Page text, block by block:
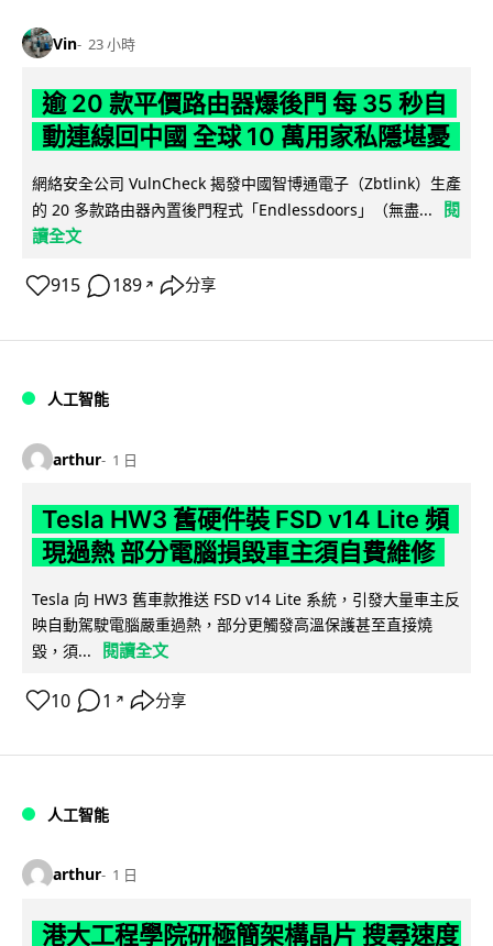
Vin 23 小時
逾 20 款平價路由器爆後門 每 35 秒自
動連線回中國 全球 10 萬用家私隱堪憂
網絡安全公司 VulnCheck 揭發中國智博通電子（Zbtlink）生產
的 20 多款路由器內置後門程式「Endlessdoors」（無盡...
閱
讀全文
915 189 ↗ 分享
人工智能
arthur 1 日
Tesla HW3 舊硬件裝 FSD v14 Lite 頻
現過熱 部分電腦損毀車主須自費維修
Tesla 向 HW3 舊車款推送 FSD v14 Lite 系統，引發大量車主反
映自動駕駛電腦嚴重過熱，部分更觸發高溫保護甚至直接燒
毀，須...
閱讀全文
10 1 ↗ 分享
人工智能
arthur 1 日
港大工程學院研極簡架構晶片 搜尋速度